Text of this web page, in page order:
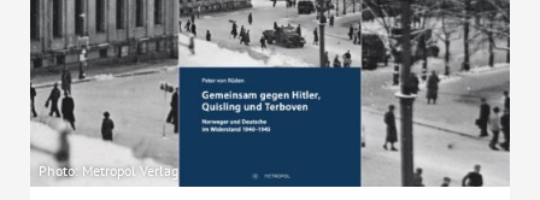
Photo: Metropol Verlag